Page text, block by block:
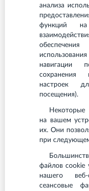
анализа
функций на
навигации
настроек
посещения).
Некоторые файлы cookie сохраняются
на вашем
их. Они
при
Большинство используемых нами
файлов cookie
нашего
сеансовые